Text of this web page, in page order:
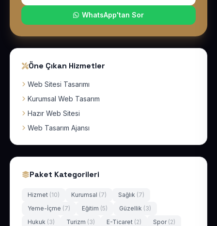
WhatsApp'tan Sor
Öne Çıkan Hizmetler
Web Sitesi Tasarımı
Kurumsal Web Tasarım
Hazır Web Sitesi
Web Tasarım Ajansı
Paket Kategorileri
Hizmet (10) Kurumsal (7) Sağlık (7)
Yeme-İçme (7) Eğitim (5) Güzellik (3)
Hukuk (3) Turizm (3) E-Ticaret (2) Spor (2)